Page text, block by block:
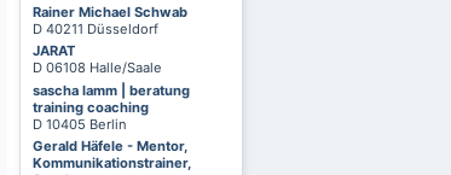
Rainer Michael Schwab
D 40211 Düsseldorf
JARAT
D 06108 Halle/Saale
sascha lamm | beratung
training coaching
D 10405 Berlin
Gerald Häfele - Mentor,
Kommunikationstrainer,